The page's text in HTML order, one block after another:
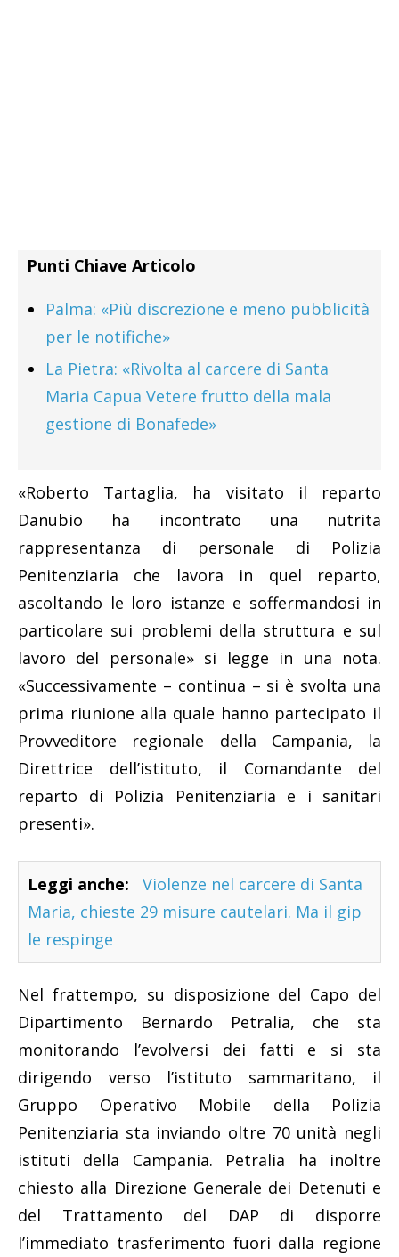
Punti Chiave Articolo
Palma: «Più discrezione e meno pubblicità
per le notifiche»
La Pietra: «Rivolta al carcere di Santa
Maria Capua Vetere frutto della mala
gestione di Bonafede»
«Roberto Tartaglia, ha visitato il reparto
Danubio ha incontrato una nutrita
rappresentanza di personale di Polizia
Penitenziaria che lavora in quel reparto,
ascoltando le loro istanze e soffermandosi in
particolare sui problemi della struttura e sul
lavoro del personale» si legge in una nota.
«Successivamente – continua – si è svolta una
prima riunione alla quale hanno partecipato il
Provveditore regionale della Campania, la
Direttrice dell’istituto, il Comandante del
reparto di Polizia Penitenziaria e i sanitari
presenti».
Leggi anche:
Violenze nel carcere di Santa
Maria, chieste 29 misure cautelari. Ma il gip
le respinge
Nel frattempo, su disposizione del Capo del
Dipartimento Bernardo Petralia, che sta
monitorando l’evolversi dei fatti e si sta
dirigendo verso l’istituto sammaritano, il
Gruppo Operativo Mobile della Polizia
Penitenziaria sta inviando oltre 70 unità negli
istituti della Campania. Petralia ha inoltre
chiesto alla Direzione Generale dei Detenuti e
del Trattamento del DAP di disporre
l’immediato trasferimento fuori dalla regione